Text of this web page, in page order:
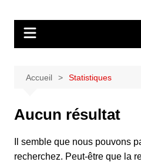
Accueil Statistiques
Aucun résultat
Il semble que nous pouvons
recherchez. Peut-être que la